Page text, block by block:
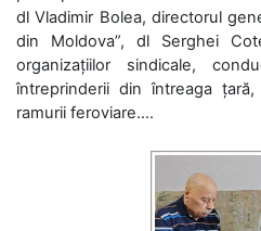
dl Vladimir Bolea, directorul
din Moldova”, dl Serghei
organizațiilor sindicale,
întreprinderii din întreaga
ramurii feroviare....